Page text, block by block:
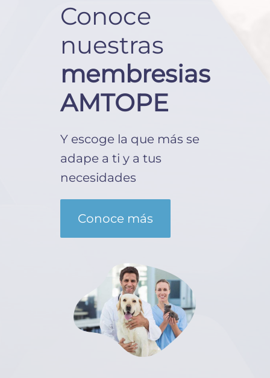
Conoce
nuestras
membresias
AMTOPE
Y escoge la que más se
adape a ti y a tus
necesidades
Conoce más